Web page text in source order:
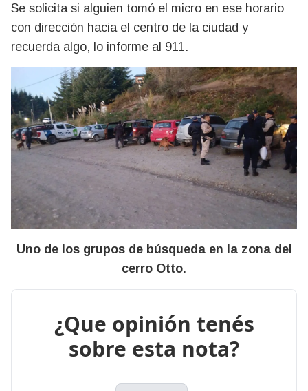
Se solicita si alguien tomó el micro en ese horario
con dirección hacia el centro de la ciudad y
recuerda algo, lo informe al 911.
Uno de los grupos de búsqueda en la zona del
cerro Otto.
¿Que opinión tenés
sobre esta nota?